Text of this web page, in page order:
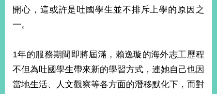
開心，這或許是吐國學生並不排斥上學的原因之
一。
1年的服務期間即將屆滿，賴逸璇的海外志工歷程
不但為吐國學生帶來新的學習方式，連她自己也因
當地生活、人文觀察等各方面的潛移默化下，而對